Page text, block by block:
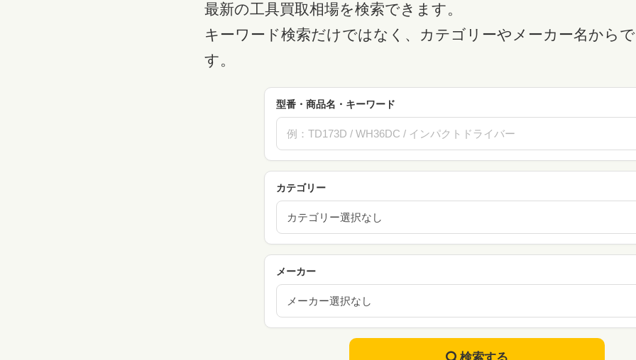
最新の工具買取相場を検索できます。
キーワード検索だけではなく、カテゴリーやメーカー名から
す。
型番・商品名・キーワード
カテゴリー
カテゴリー選択なし
メーカー
メーカー選択なし